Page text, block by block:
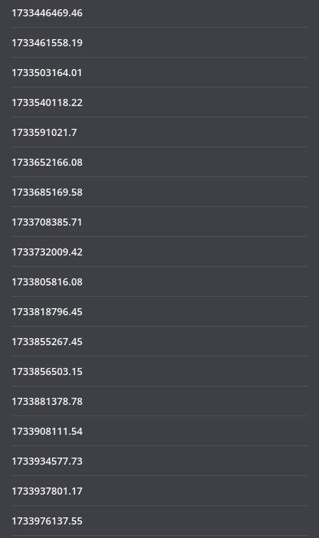
1733446469.46
1733461558.19
1733503164.01
1733540118.22
1733591021.7
1733652166.08
1733685169.58
1733708385.71
1733732009.42
1733805816.08
1733818796.45
1733855267.45
1733856503.15
1733881378.78
1733908111.54
1733934577.73
1733937801.17
1733976137.55